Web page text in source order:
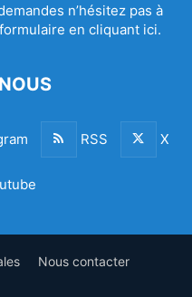
n’hésitez pas à
en cliquant ici.
RSS X
Nous contacter